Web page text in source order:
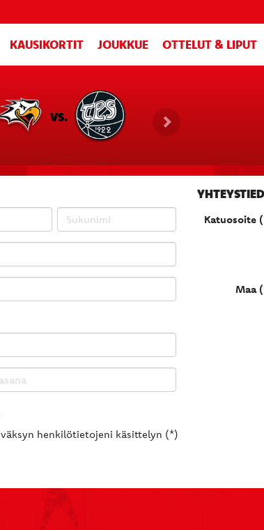
KAUSIKORTIT JOUKKUE OTTELUT & LIPUT
VS.
Katuosoite
Maa
henkilötietojeni käsittelyn (*)